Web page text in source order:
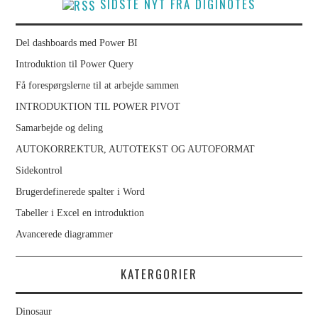
GRUNDLÆGGENDE
LIGHTROOM
WORDPRESS
CSS
INDESIGN
INDESIGN –
TEGNINDSTILLINGER
INDESIGN –
SIDSTE NYT FRA DIGINOTES
Del dashboards med Power BI
Introduktion til Power Query
Få forespørgslerne til at arbejde sammen
INTRODUKTION TIL POWER PIVOT
Samarbejde og deling
AUTOKORREKTUR, AUTOTEKST OG AUTOFORMAT
Sidekontrol
Brugerdefinerede spalter i Word
Tabeller i Excel en introduktion
Avancerede diagrammer
KATERGORIER
Dinosaur